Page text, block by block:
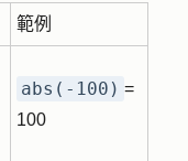
範例
abs(-100) =
100